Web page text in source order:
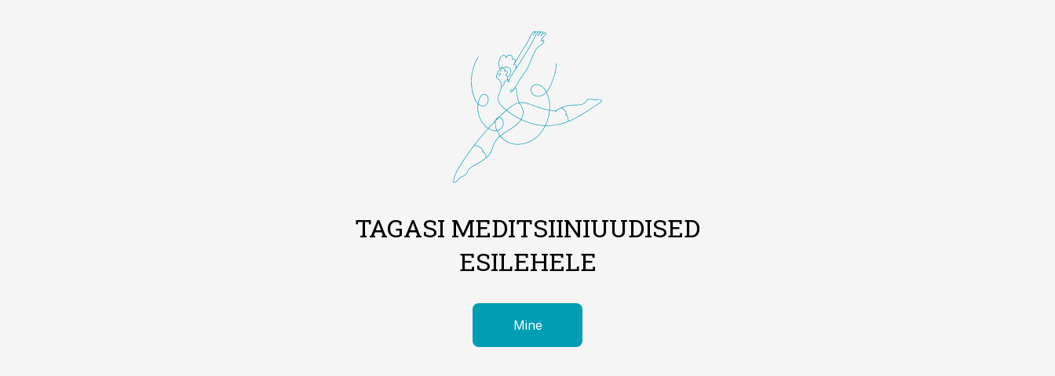
TAGASI MEDITSIINIUUDISED
ESILEHELE
Mine